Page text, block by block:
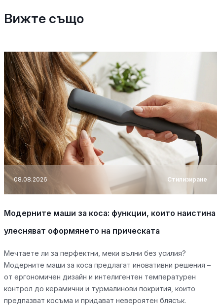
Вижте също
08.08.2026 Стилизиране
Модерните маши за коса: функции, които наистина
улесняват оформянето на прическата
Мечтаете ли за перфектни, меки вълни без усилия?
Модерните маши за коса предлагат иновативни решения –
от ергономичен дизайн и интелигентен температурен
контрол до керамични и турмалинови покрития, които
предпазват косъма и придават невероятен блясък.